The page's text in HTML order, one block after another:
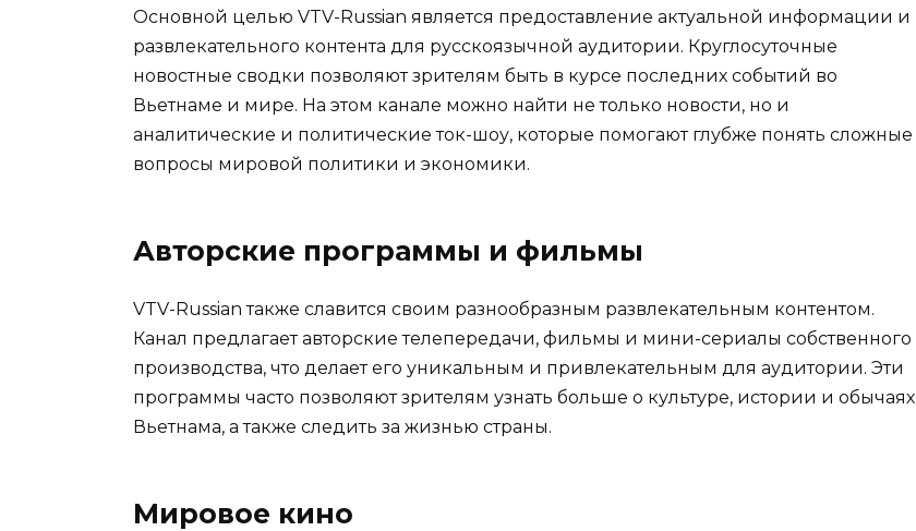
Основной целью VTV-Russian является предоставление актуальной информации и
развлекательного контента для русскоязычной аудитории. Круглосуточные
новостные сводки позволяют зрителям быть в курсе последних событий во
Вьетнаме и мире. На этом канале можно найти не только новости, но и
аналитические и политические ток-шоу, которые помогают глубже понять сложные
вопросы мировой политики и экономики.
Авторские программы и фильмы
VTV-Russian также славится своим разнообразным развлекательным контентом.
Канал предлагает авторские телепередачи, фильмы и мини-сериалы собственного
производства, что делает его уникальным и привлекательным для аудитории. Эти
программы часто позволяют зрителям узнать больше о культуре, истории и обычаях
Вьетнама, а также следить за жизнью страны.
Мировое кино